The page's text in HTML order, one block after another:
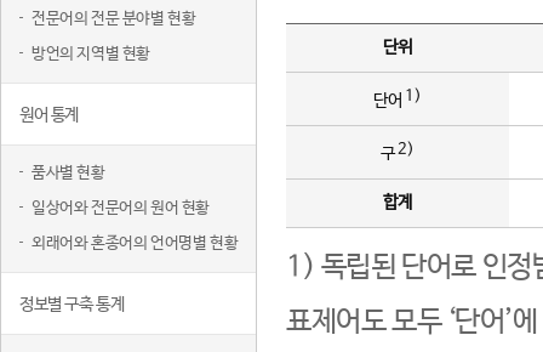
전문어의 전문 분야별 현황
방언의 지역별 현황
원어 통계
품사별 현황
일상어와 전문어의 원어 현황
외래어와 혼종어의 언어명별 현황
정보별 구축 통계
단위
단어 1)
구2)
합계
1) 독립된 단어로 인정
표제어도 모두 ‘단어’